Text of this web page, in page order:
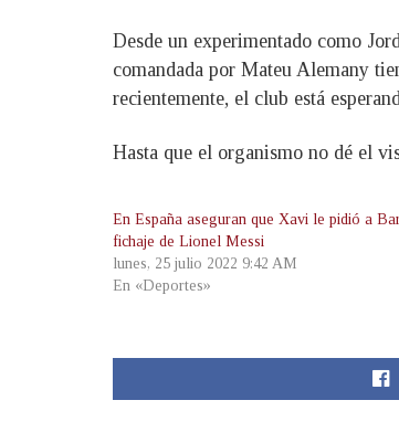
Desde un experimentado como
comandada por Mateu Alemany
recientemente, el club está
Hasta que el organismo no dé el
En España aseguran que Xavi le pidió a
fichaje de Lionel Messi
lunes, 25 julio 2022 9:42 AM
En «Deportes»